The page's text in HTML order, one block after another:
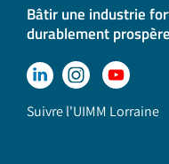
Bâtir une industrie
durablement
Suivre l'UIMM Lorraine